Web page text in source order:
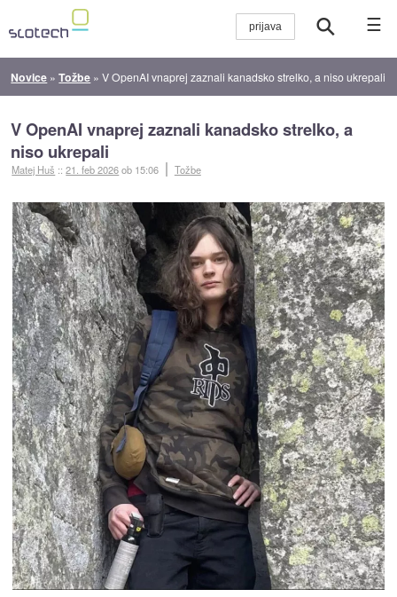
☰
Novice »Tožbe »V OpenAI vnaprej zaznali kanadsko strelko, a niso ukrepali
V OpenAI vnaprej zaznali kanadsko strelko, a
niso ukrepali
Matej Huš ::21. feb 2026ob 15:06 Tožbe